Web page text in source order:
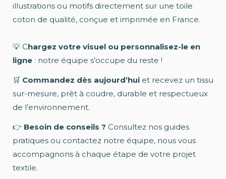
illustrations ou motifs directement sur une toile
coton de qualité, conçue et imprimée en France.
💡 Chargez votre visuel ou personnalisez-le en
ligne : notre équipe s’occupe du reste !
🛒 Commandez dès aujourd’hui et recevez un tissu
sur-mesure, prêt à coudre, durable et respectueux
de l’environnement.
👉 Besoin de conseils ? Consultez nos guides
pratiques ou contactez notre équipe, nous vous
accompagnons à chaque étape de votre projet
textile.